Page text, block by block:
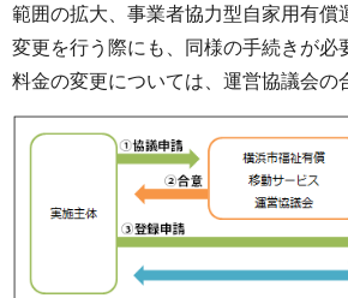
範囲の拡大、事業者協力型自家用有償
変更を行う際にも、同様の手続きが必
料金の変更については、運営協議会の